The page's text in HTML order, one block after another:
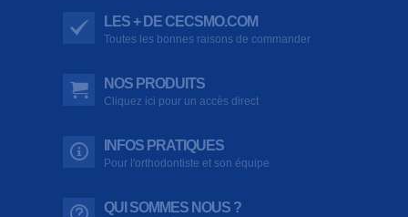
LES + DE CECSMO.COM
Toutes les bonnes raisons de commander
NOS PRODUITS
Cliquez ici pour un accès direct
INFOS PRATIQUES
Pour l'orthodontiste et son équipe
QUI SOMMES NOUS ?